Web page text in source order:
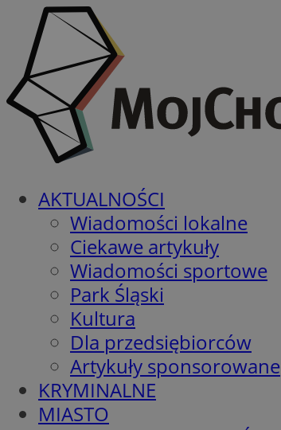
AKTUALNOŚCI
Wiadomości lokalne
Ciekawe artykuły
Wiadomości sportowe
Park Śląski
Kultura
Dla przedsiębiorców
Artykuły sponsorowane
KRYMINALNE
MIASTO